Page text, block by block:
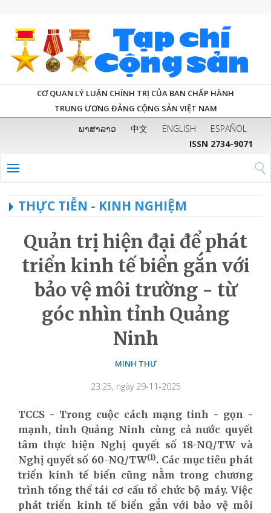
CƠ QUAN LÝ LUẬN CHÍNH TRỊ CỦA BAN CHẤP HÀNH
TRUNG ƯƠNG ĐẢNG CỘNG SẢN VIỆT NAM
ພາສາລາວ 中文 ENGLISH
ESPAÑOL
ISSN 2734-9071
THỰC TIỄN - KINH NGHIỆM
Quản trị hiện đại để phát
triển kinh tế biển gắn với
bảo vệ môi trường - từ
góc nhìn tỉnh Quảng
Ninh
MINH THƯ
23:25, ngày 29-11-2025
TCCS - Trong cuộc cách mạng tinh - gọn -
mạnh, tỉnh Quảng Ninh cùng cả nước quyết
tâm thực hiện Nghị quyết số 18-NQ/TW và
Nghị quyết số 60-NQ/TW(1). Các mục tiêu phát
triển kinh tế biển cũng nằm trong chương
trình tổng thể tái cơ cấu tổ chức bộ máy. Việc
phát triển kinh tế biển gắn với bảo vệ môi